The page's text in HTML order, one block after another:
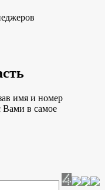
имя и номер
Вами в самое